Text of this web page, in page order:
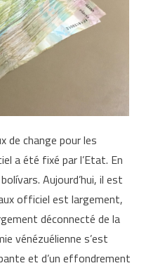
de change pour les
a été fixé par l’Etat. En
Aujourd’hui, il est
officiel est largement,
déconnecté de la
vénézuélienne s’est
et d’un effondrement